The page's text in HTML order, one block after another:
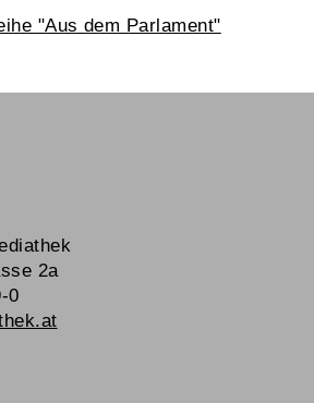
"Aus dem Parlament"
2a
0